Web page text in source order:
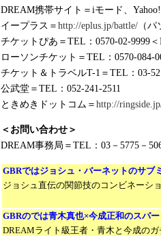
DREAM携帯サイト＝iモード、
イープラス＝ http://eplus.jp/battle/ （
チケットぴあ＝TEL：0570-02-9999
ローソンチケット＝TEL：0570-084-
チケット＆トラベルT-1＝TEL：03-
公武堂＝TEL：052-241-2511
ときめきドットコム＝ http://
＜お問い合わせ＞
DREAM事務局＝TEL：03－5775－
GBRではジョシュ・バーネットのサブ
ジョシュ直伝の関節技のコンビネーシ
GBRのでは青木真也×今成正和のスパ
DREAMライト級王者・青木と今成の